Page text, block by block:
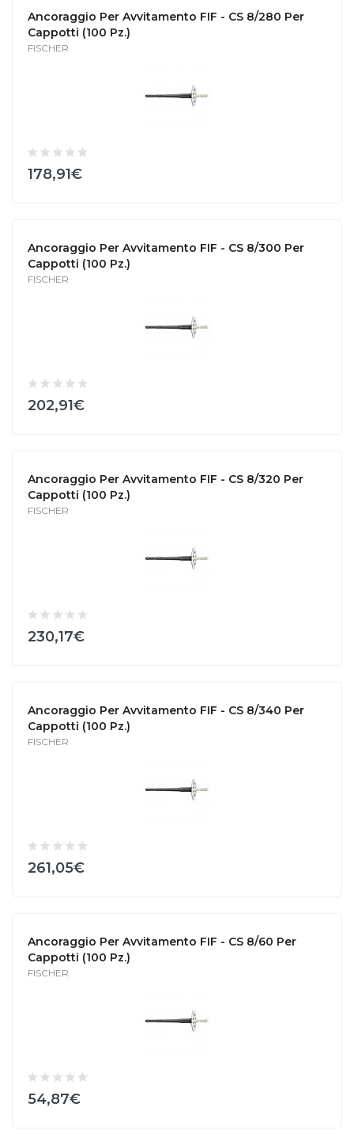
Ancoraggio Per Avvitamento FIF - CS 8/280 Per
Cappotti (100 Pz.)
FISCHER
178,91€
Ancoraggio Per Avvitamento FIF - CS 8/300 Per
Cappotti (100 Pz.)
FISCHER
202,91€
Ancoraggio Per Avvitamento FIF - CS 8/320 Per
Cappotti (100 Pz.)
FISCHER
230,17€
Ancoraggio Per Avvitamento FIF - CS 8/340 Per
Cappotti (100 Pz.)
FISCHER
261,05€
Ancoraggio Per Avvitamento FIF - CS 8/60 Per
Cappotti (100 Pz.)
FISCHER
54,87€